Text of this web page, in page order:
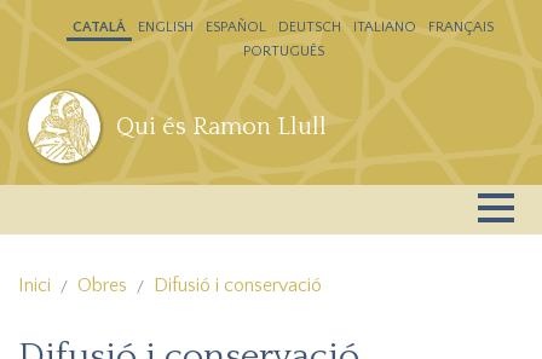
Vés al contingut
Qui és Ramon Llull
CATALÁ ENGLISH ESPAÑOL DEUTSCH ITALIANO
FRANÇAIS
PORTUGUÊS
Inici Obres Difusió i conservació